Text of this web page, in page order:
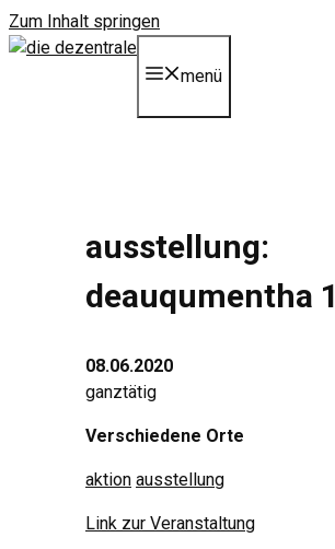
Zum Inhalt springen
menü
ausstellung:
deauqumentha 1
08.06.2020
ganztätig
Verschiedene Orte
aktion ausstellung
Link zur Veranstaltung